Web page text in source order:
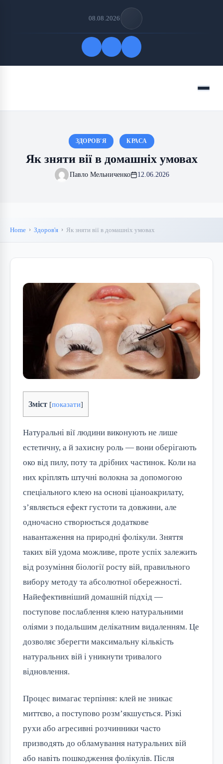
08.08.2026
Menu
ЗДОРОВ'Я КРАСА
Як зняти вії в домашніх умовах
Павло Мельниченко 12.06.2026
Home Здоров'я Як зняти вії в домашніх умовах
Зміст [показати]
Натуральні вії людини виконують не лише
естетичну, а й захисну роль — вони оберігають
око від пилу, поту та дрібних частинок. Коли на
них кріплять штучні волокна за допомогою
спеціального клею на основі ціаноакрилату,
з’являється ефект густоти та довжини, але
одночасно створюється додаткове
навантаження на природні фолікули. Зняття
таких вій удома можливе, проте успіх залежить
від розуміння біології росту вій, правильного
вибору методу та абсолютної обережності.
Найефективніший домашній підхід —
поступове послаблення клею натуральними
оліями з подальшим делікатним видаленням. Це
дозволяє зберегти максимальну кількість
натуральних вій і уникнути тривалого
відновлення.
Процес вимагає терпіння: клей не зникає
миттєво, а поступово розм’якшується. Різкі
рухи або агресивні розчинники часто
призводять до обламування натуральних вій
або навіть пошкодження фолікулів. Після